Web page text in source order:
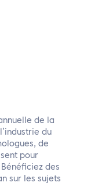
de la
du
de
pour
des
sur les sujets